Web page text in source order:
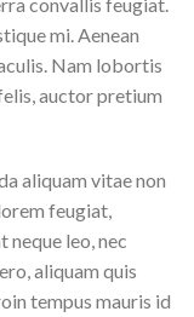
mi. Aenean
Nam lobortis
auctor pretium
aliquam vitae non
feugiat,
neque leo, nec
aliquam quis
tempus mauris id